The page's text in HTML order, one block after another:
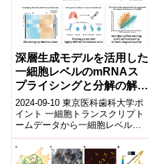
深層生成モデルを活用した
一細胞レベルのmRNAス
プライシングと分解の解析
～遺伝子発現制御メカニズ
ムの解明に向けた革新的ツ
ールの開発～
2024-09-10 東京医科歯科大学ポ
イント 一細胞トランスクリプト
ームデータから一細胞レベルで
各遺伝子のスプライシング速度
と分解速度の推定を行う手法、
Dee...